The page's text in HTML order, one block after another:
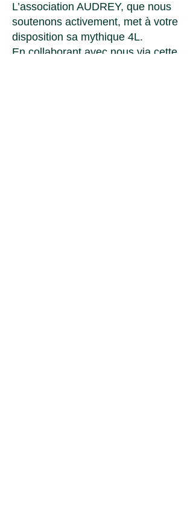
L’association AUDREY, que nous
soutenons activement, met à votre
disposition sa mythique 4L.
En collaborant avec nous via cette